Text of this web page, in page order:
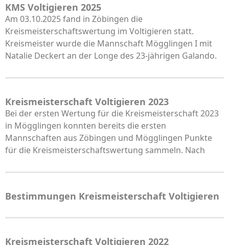
KMS Voltigieren 2025
Am 03.10.2025 fand in Zöbingen die
Kreismeisterschaftswertung im Voltigieren statt.
Kreismeister wurde die Mannschaft Mögglingen I mit
Natalie Deckert an der Longe des 23-jährigen Galando.
Kreismeisterschaft Voltigieren 2023
Bei der ersten Wertung für die Kreismeisterschaft 2023
in Mögglingen konnten bereits die ersten
Mannschaften aus Zöbingen und Mögglingen Punkte
für die Kreismeisterschaftswertung sammeln. Nach
Bestimmungen Kreismeisterschaft Voltigieren
Kreismeisterschaft Voltigieren 2022